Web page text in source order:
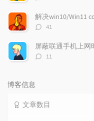
数：
解决win10/Win11
评
数：
41
屏蔽联通手机上网
评
11
博客信息
文章数目